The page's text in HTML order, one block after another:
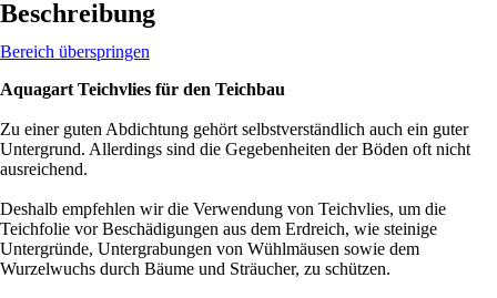
Beschreibung
Bereich überspringen
Aquagart Teichvlies für den Teichbau
Zu einer guten Abdichtung gehört selbstverständlich auch ein guter
Untergrund. Allerdings sind die Gegebenheiten der Böden oft nicht
ausreichend.
Deshalb empfehlen wir die Verwendung von Teichvlies, um die
Teichfolie vor Beschädigungen aus dem Erdreich, wie steinige
Untergründe, Untergrabungen von Wühlmäusen sowie dem
Wurzelwuchs durch Bäume und Sträucher, zu schützen.